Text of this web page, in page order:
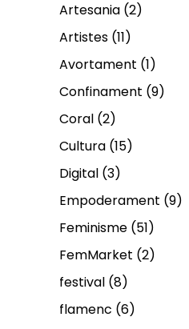
Artesania (2)
Artistes (11)
Avortament (1)
Confinament (9)
Coral (2)
Cultura (15)
Digital (3)
Empoderament (9)
Feminisme (51)
FemMarket (2)
festival (8)
flamenc (6)